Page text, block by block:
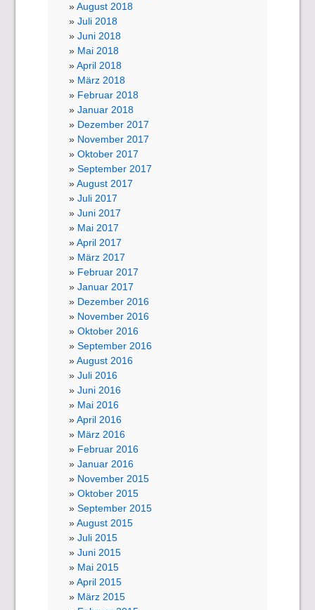
August 2018
Juli 2018
Juni 2018
Mai 2018
April 2018
März 2018
Februar 2018
Januar 2018
Dezember 2017
November 2017
Oktober 2017
September 2017
August 2017
Juli 2017
Juni 2017
Mai 2017
April 2017
März 2017
Februar 2017
Januar 2017
Dezember 2016
November 2016
Oktober 2016
September 2016
August 2016
Juli 2016
Juni 2016
Mai 2016
April 2016
März 2016
Februar 2016
Januar 2016
November 2015
Oktober 2015
September 2015
August 2015
Juli 2015
Juni 2015
Mai 2015
April 2015
März 2015